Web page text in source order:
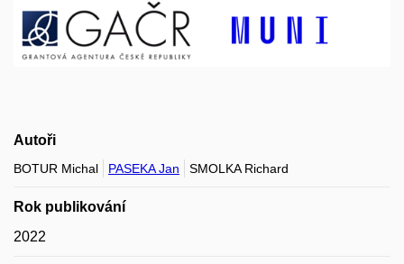
Autoři
BOTUR Michal PASEKA Jan SMOLKA Richard
Rok publikování
2022